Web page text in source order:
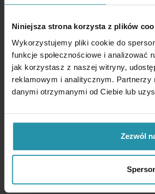
Niniejsza strona korzysta z plików
Wykorzystujemy pliki cookie do
funkcje społecznościowe i analizować
jak korzystasz z naszej witryny,
reklamowym i analitycznym. Partnerzy
danymi otrzymanymi od Ciebie lub
Zezwól
In dem Separator werden
verwendet.
Die maximale
Magnetabscheider mit Neodym-
etwa 80°[C].